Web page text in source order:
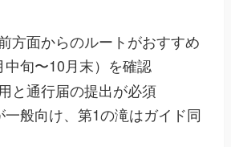
方面からのルートがおすすめ
中旬〜10月末）を確認
と通行届の提出が必須
般向け、第1の滝はガイド同